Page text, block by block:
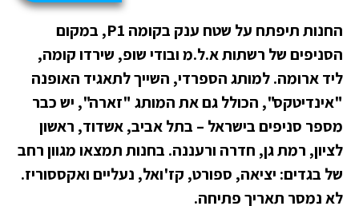
החנות תיפתח על שטח ענק בקומה P1, במקום
הסניפים של רשתות א.ל.מ ובודי שופ, שירדו קומה,
ליד ארומה. למותג הספרדי, השייך לתאגיד האופנה
"אינדיטקס", הכולל גם את המותג "זארה", יש כבר
מספר סניפים בישראל – בתל אביב, אשדוד, ראשון
לציון, רמת גן, חדרה ורעננה. בחנות תמצאו מגוון רחב
של בגדים: יציאה, ספורט, קז'ואל, נעליים ואקססוריז.
לא נמסר תאריך פתיחה.